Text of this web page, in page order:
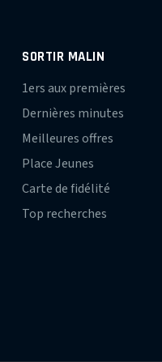
SORTIR MALIN
1ers aux premières
Dernières minutes
Meilleures offres
Place Jeunes
Carte de fidélité
Top recherches